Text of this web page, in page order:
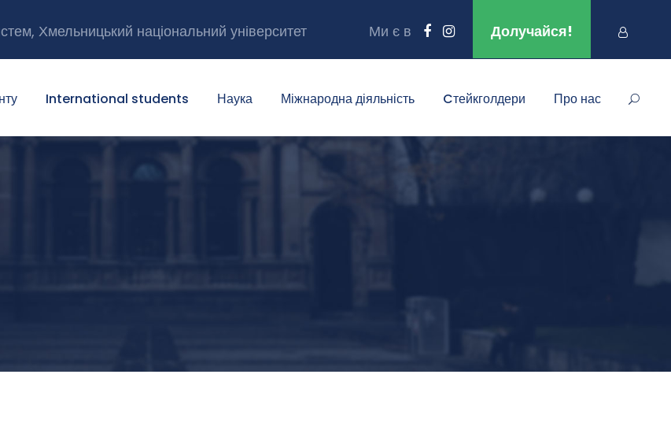
Хмельницький національний університет Ми є в Долучайся!
International students Наука Міжнародна діяльність Cтейкголдери Про нас